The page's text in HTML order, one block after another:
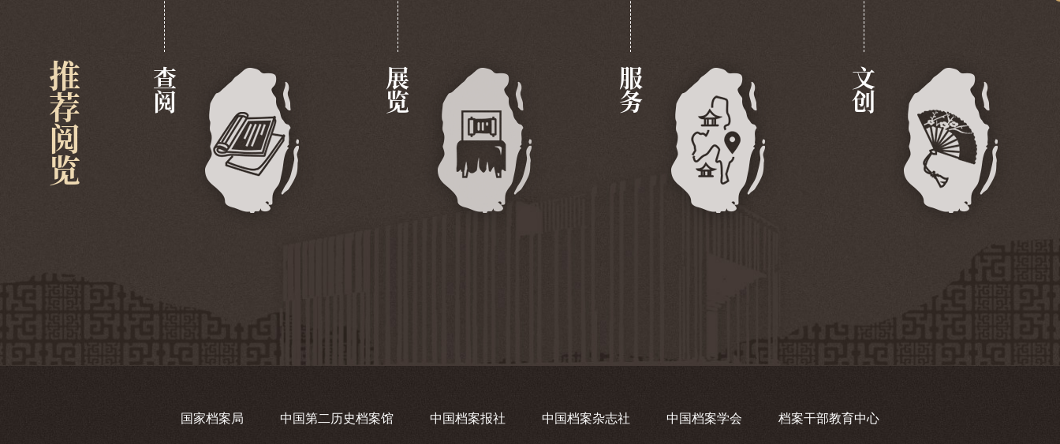
推荐阅览 查阅 展览 服务 文创
国家档案局 中国第二历史档案馆 中国档案报社 中国档案杂志社 中国档案学会 档案干部教育中心